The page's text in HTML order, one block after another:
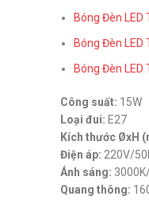
Bóng Đèn LED
Bóng Đèn LED
Bóng Đèn LED
Công suất: 15W
Loại đui: E27
Kích thước ØxH
Điện áp: 220V/
Ánh sáng:
Quang thông: